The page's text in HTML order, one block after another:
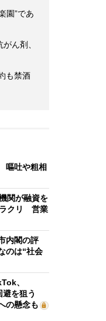
園”であ
ん剤、
も禁酒
嘔吐や粗相
関が融資を
ラクリ 営業
内閣の評
のは“社会
、
避を狙う
の懸念も